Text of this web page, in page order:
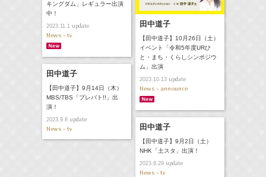
キングダム」レギュラー出演
中！
2023.11.1update
News - tv
田中道子
【田中道子】10月26日（土）
イベント「令和5年度URひ
と・まち・くらしシンポジウ
ム」出演
2023.10.13update
News - announce
田中道子
【田中道子】9月14日（木）
MBS/TBS「プレバト!!」出
演！
2023.9.8update
News - tv 田中道子
【田中道子】9月2日（土）
NHK「土スタ」出演！
2023.8.29update
News - tv